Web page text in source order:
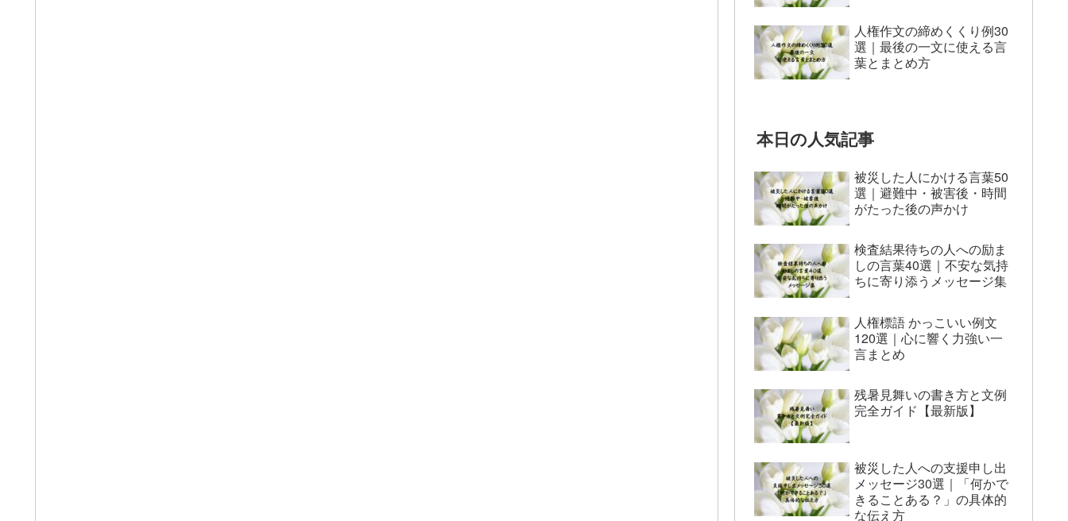
人権作文の締めくくり例30
選｜最後の一文に使える言
葉とまとめ方
本日の人気記事
被災した人にかける言葉50
選｜避難中・被害後・時間
がたった後の声かけ
検査結果待ちの人への励ま
しの言葉40選｜不安な気持
ちに寄り添うメッセージ集
人権標語 かっこいい例文
120選｜心に響く力強い一
言まとめ
残暑見舞いの書き方と文例
完全ガイド【最新版】
被災した人への支援申し出
メッセージ30選｜「何かで
きることある？」の具体的
な伝え方